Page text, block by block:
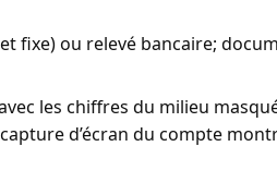
fixe) ou relevé bancaire;
les chiffres du milieu
d’écran du compte